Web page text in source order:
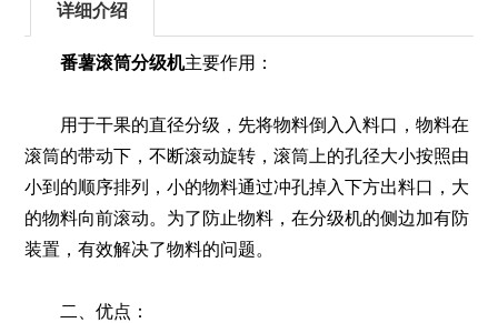
详细介绍
番薯滚筒分级机主要作用：
用于干果的直径分级，先将物料倒入入料口，物料在
滚筒的带动下，不断滚动旋转，滚筒上的孔径大小按照由
小到的顺序排列，小的物料通过冲孔掉入下方出料口，大
的物料向前滚动。为了防止物料，在分级机的侧边加有防
装置，有效解决了物料的问题。
二、优点：